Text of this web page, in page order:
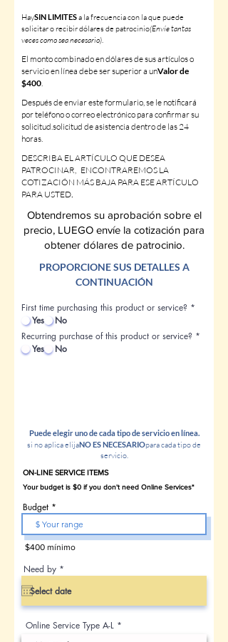
HaySIN LIMITESa la frecuencia con la que puede
solicitar o recibir dólares de patrocinio(Envíe tantas
veces como sea necesario).
El monto combinado en dólares de sus artículos o
servicio en línea debe ser superior a unValor de
$400.
Después de enviar este formulario, se le notificará
por teléfono o correo electrónico para confirmar su
solicitud.solicitud de asistencia dentro de las 24
horas.
DESCRIBA EL ARTÍCULO QUE DESEA
PATROCINAR, ENCONTRAREMOS LA
COTIZACIÓN MÁS BAJA PARA ESE ARTÍCULO
PARA USTED.
Obtendremos su aprobación sobre el
precio, LUEGO envíe la cotización para
obtener dólares de patrocinio.
PROPORCIONE SUS DETALLES A
CONTINUACIÓN
First time purchasing this product or service? *
Yes
No
Recurring purchase of this product or service? *
Yes
No
Puede elegir uno de cada tipo de servicio en línea.
si no aplica elijaNO ES NECESARIOpara cada tipo de
servicio.
ON-LINE SERVICE ITEMS
Budget
$400 mínimo
Need by *
e
q
u
r
d
Online Service Type A-L